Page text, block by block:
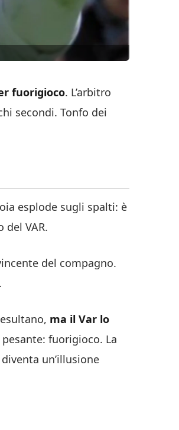
fuorigioco. L’arbitro
secondi. Tonfo dei
esplode sugli spalti: è
VAR.
del compagno.
ma il Var lo
fuorigioco. La
un’illusione